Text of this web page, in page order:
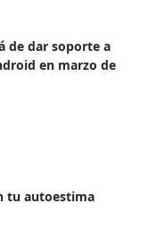
de dar soporte a
en marzo de
tu autoestima